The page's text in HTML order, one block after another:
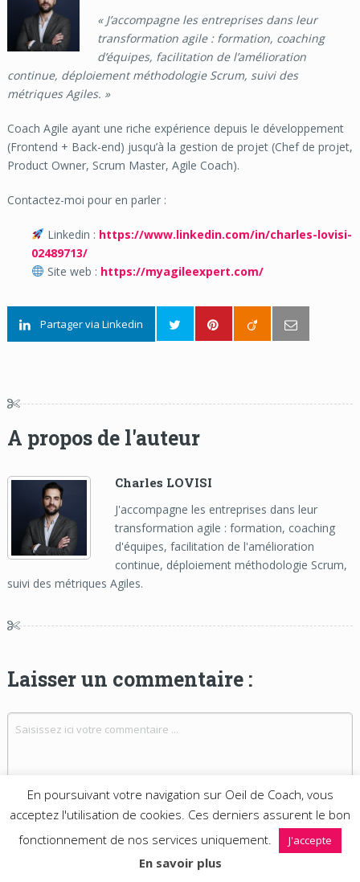
« J’accompagne les entreprises dans leur
transformation agile : formation, coaching
d’équipes, facilitation de l’amélioration
continue, déploiement méthodologie Scrum, suivi des
métriques Agiles. »
Coach Agile ayant une riche expérience depuis le développement
(Frontend + Back-end) jusqu’à la gestion de projet (Chef de projet,
Product Owner, Scrum Master, Agile Coach).
Contactez-moi pour en parler :
Linkedin : https://www.linkedin.com/in/charles-lovisi-
02489713/
Site web : https://myagileexpert.com/
Partager via Linkedin
A propos de l'auteur
Charles LOVISI
J'accompagne les entreprises dans leur
transformation agile : formation, coaching
d'équipes, facilitation de l'amélioration
continue, déploiement méthodologie Scrum,
suivi des métriques Agiles.
Laisser un commentaire :
En poursuivant votre navigation sur Oeil de Coach, vous
acceptez l'utilisation de cookies. Ces derniers assurent le bon
fonctionnement de nos services uniquement.
J'accepte
En savoir plus